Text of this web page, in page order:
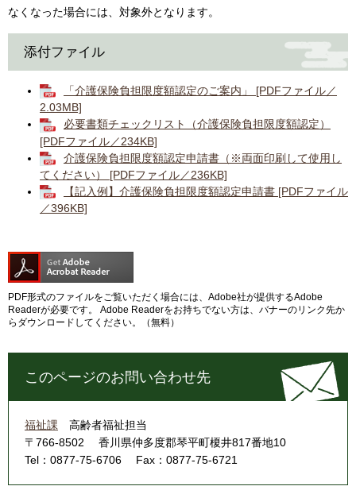
なくなった場合には、対象外となります。
添付ファイル
「介護保険負担限度額認定のご案内」 [PDFファイル／
2.03MB]
必要書類チェックリスト（介護保険負担限度額認定）
[PDFファイル／234KB]
介護保険負担限度額認定申請書（※両面印刷して使用し
てください） [PDFファイル／236KB]
【記入例】介護保険負担限度額認定申請書 [PDFファイル
／396KB]
PDF形式のファイルをご覧いただく場合には、Adobe社が提供するAdobe
Readerが必要です。
Adobe Readerをお持ちでない方は、バナーのリンク先か
らダウンロードしてください。（無料）
このページのお問い合わせ先
福祉課
高齢者福祉担当
〒766-8502
香川県仲多度郡琴平町榎井817番地10
Tel：0877-75-6706
Fax：0877-75-6721